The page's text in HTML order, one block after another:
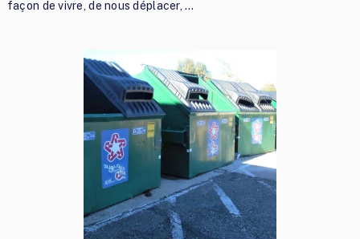
façon de vivre, de nous déplacer, …